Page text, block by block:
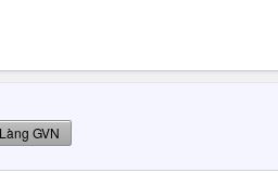
GVN